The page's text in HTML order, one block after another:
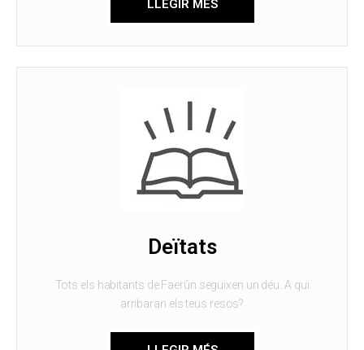
LLEGIR MÉS
Deïtats
Tots els habitants de Faerûn seguixen un déu. A qui
arribaran els teus resos?